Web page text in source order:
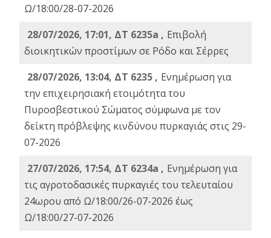
Ω/18:00/28-07-2026
28/07/2026, 17:01, ΔΤ 6235a , Eπιβολή
διοικητικών προστίμων σε Ρόδο και Σέρρες
28/07/2026, 13:04, ΔΤ 6235 , Ενημέρωση για
την επιχειρησιακή ετοιμότητα του
Πυροσβεστικού Σώματος σύμφωνα με τον
δείκτη πρόβλεψης κινδύνου πυρκαγιάς στις 29-
07-2026
27/07/2026, 17:54, ΔΤ 6234a , Ενημέρωση για
τις αγροτοδασικές πυρκαγιές του τελευταίου
24ωρου από Ω/18:00/26-07-2026 έως
Ω/18:00/27-07-2026